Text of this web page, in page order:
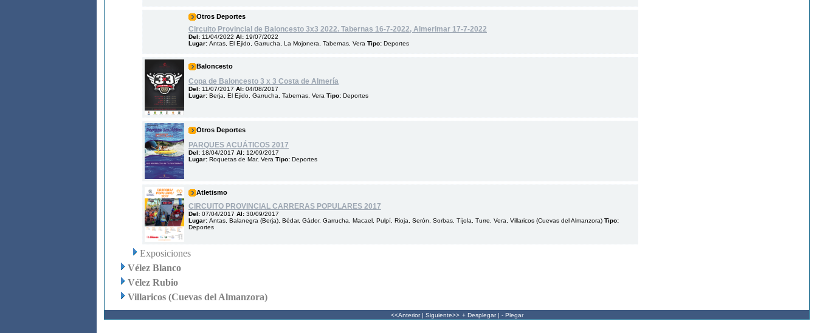
Otros Deportes
Circuito Provincial de Baloncesto 3x3 2022. Tabernas 16-7-2022, Almerimar 17-7-2022
Del: 11/04/2022 Al: 19/07/2022
Lugar: Antas, El Ejido, Garrucha, La Mojonera, Tabernas, Vera Tipo: Deportes
Baloncesto
Copa de Baloncesto 3 x 3 Costa de Almería
Del: 11/07/2017 Al: 04/08/2017
Lugar: Berja, El Ejido, Garrucha, Tabernas, Vera Tipo: Deportes
Otros Deportes
PARQUES ACUÁTICOS 2017
Del: 18/04/2017 Al: 12/09/2017
Lugar: Roquetas de Mar, Vera Tipo: Deportes
Atletismo
CIRCUITO PROVINCIAL CARRERAS POPULARES 2017
Del: 07/04/2017 Al: 30/09/2017
Lugar: Antas, Balanegra (Berja), Bédar, Gádor, Garrucha, Macael, Pulpí, Rioja, Serón, Sorbas, Tíjola, Turre, Vera, Villaricos (Cuevas del Almanzora) Tipo:
Deportes
Exposiciones
Vélez Blanco
Vélez Rubio
Villaricos (Cuevas del Almanzora)
<<Anterior| Siguiente>> + Desplegar| - Plegar